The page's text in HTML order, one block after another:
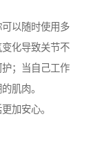
以随时使用多
化导致关节不
；当自己工作
肌肉。
加安心。